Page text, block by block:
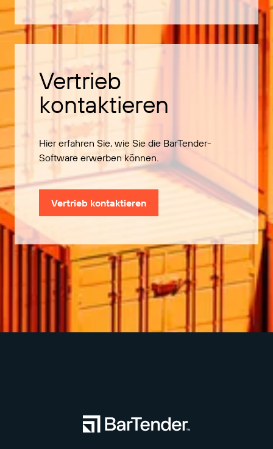
Vertrieb
kontaktieren
Hier erfahren Sie, wie Sie die BarTender-
Software erwerben können.
Vertrieb kontaktieren